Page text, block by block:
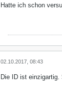
Hatte ich schon
02.10.2017, 08:43
Die ID ist